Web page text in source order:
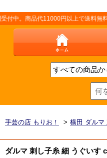
代11000円以上で送料無料（一部
手芸の店 もりお！ > 横田 ダルマ
ダルマ 刺し子糸 細 うぐいす